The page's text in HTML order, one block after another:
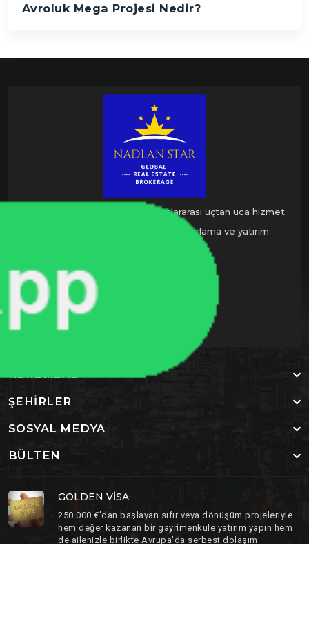
Avroluk Mega Projesi Nedir?
Nadlan Star Global, sadece uluslararası uçtan uca hizmet
veren yeni nesil gayrimenkul pazarlama ve yatırım
BIZIMLE İLETIŞIME GEÇ
KURUMSAL
ŞEHIRLER
SOSYAL MEDYA
BÜLTEN
GOLDEN VISA
250.000 €'dan başlayan sıfır veya dönüşüm projeleriyle
hem değer kazanan bir gayrimenkule yatırım yapın hem
de ailenizle birlikte Avrupa'da serbest dolaşım